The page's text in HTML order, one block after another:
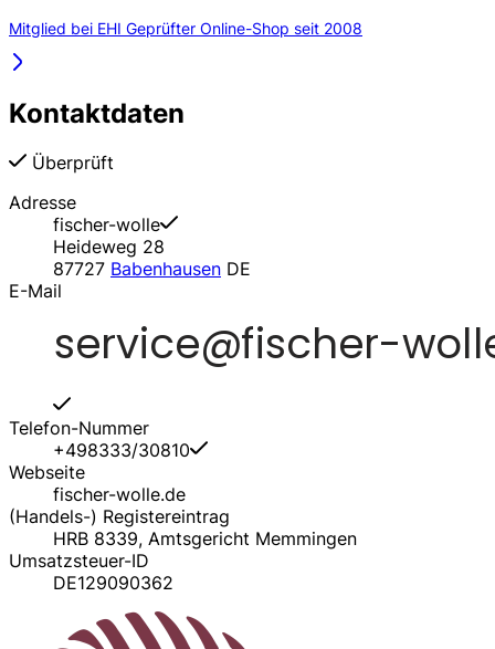
Mitglied bei EHI Geprüfter Online-Shop seit 2008
Kontaktdaten
Überprüft
Adresse
fischer-wolle
Heideweg 28
87727 Babenhausen DE
E-Mail
Telefon-Nummer
+498333/30810
Webseite
fischer-wolle.de
(Handels-) Registereintrag
HRB 8339, Amtsgericht Memmingen
Umsatzsteuer-ID
DE129090362